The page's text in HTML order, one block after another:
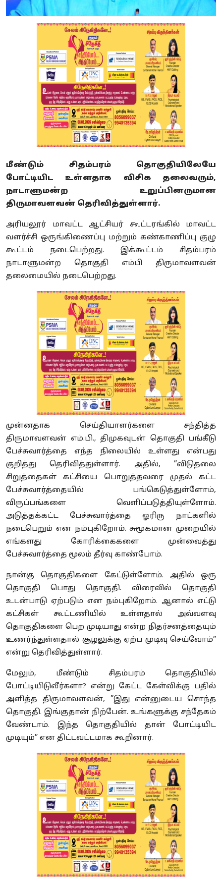
மீண்டும் சிதம்பரம் தொகுதியிலேயே
போட்டியிட உள்ளதாக விசிக தலைவரும்,
நாடாளுமன்ற உறுப்பினருமான
திருமாவளவன் தெரிவித்துள்ளார்.
அரியலூர் மாவட்ட ஆட்சியர் கூட்டரங்கில் மாவட்ட
வளர்ச்சி ஒருங்கிணைப்பு மற்றும் கண்காணிப்பு குழு
கூட்டம் நடைபெற்றது. இக்கூட்டம் சிதம்பரம்
நாடாளுமன்ற தொகுதி எம்பி திருமாவளவன்
தலைமையில் நடைபெற்றது.
முன்னதாக செய்தியாளர்களை சந்தித்த
திருமாவளவன் எம்.பி., திமுகவுடன் தொகுதி பங்கீடு
பேச்சுவார்த்தை எந்த நிலையில் உள்ளது என்பது
குறித்து தெரிவித்துள்ளார். அதில், ”விடுதலை
சிறுத்தைகள் கட்சியை பொறுத்தவரை முதல் கட்ட
பேச்சுவார்த்தையில் பங்கெடுத்துள்ளோம்,
விருப்பங்களை வெளிப்படுத்தியுள்ளோம்.
அடுத்தக்கட்ட பேச்சுவார்த்தை ஓரிரு நாட்களில்
நடைபெறும் என நம்புகிறோம். சுமூகமான முறையில்
எங்களது கோரிக்கைகளை முன்வைத்து
பேச்சுவார்த்தை மூலம் தீர்வு காண்போம்.
நான்கு தொகுதிகளை கேட்டுள்ளோம். அதில் ஒரு
தொகுதி பொது தொகுதி. விரைவில் தொகுதி
உடன்பாடு ஏற்படும் என நம்புகிறோம். ஆனால் எட்டு
கட்சிகள் கூட்டணியில் உள்ளதால் அவ்வளவு
தொகுதிகளை பெற முடியாது என்ற நிதர்சனத்தையும்
உணர்ந்துள்ளதால் சூழலுக்கு ஏற்ப முடிவு செய்வோம்”
என்று தெரிவித்துள்ளார்.
மேலும், மீண்டும் சிதம்பரம் தொகுதியில்
போட்டியிடுவீர்களா? என்று கேட்ட கேள்விக்கு பதில்
அளித்த திருமாவளவன், ”இது என்னுடைய சொந்த
தொகுதி. இங்குதான் நிற்பேன். உங்களுக்கு சந்தேகம்
வேண்டாம். இந்த தொகுதியில் தான் போட்டியிட
முடியும்” என திட்டவட்டமாக கூறினார்.